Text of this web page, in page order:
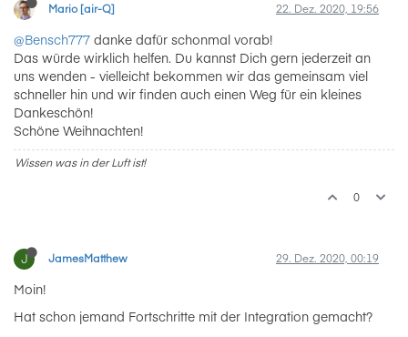
Mario [air-Q] 22. Dez. 2020, 19:56
@Bensch777 danke dafür schonmal vorab!
Das würde wirklich helfen. Du kannst Dich gern jederzeit an
uns wenden - vielleicht bekommen wir das gemeinsam viel
schneller hin und wir finden auch einen Weg für ein kleines
Dankeschön!
Schöne Weihnachten!
Wissen was in der Luft ist!
0
J JamesMatthew 29. Dez. 2020, 00:19
Moin!
Hat schon jemand Fortschritte mit der Integration gemacht?